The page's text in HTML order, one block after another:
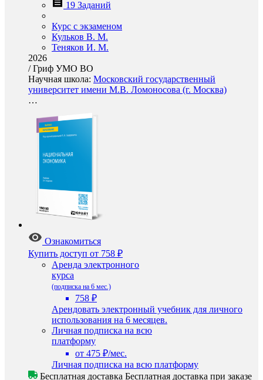
19 Заданий
Курс с экзаменом
Кульков В. М.
Теняков И. М.
2026
/Гриф УМО ВО
Научная школа: Московский государственный
университет имени М.В. Ломоносова (г. Москва)
…
Ознакомиться
Купить доступ от 758 ₽
Аренда электронного
курса
(подписка на 6 мес.)
758 ₽
Арендовать электронный учебник для личного
использования на 6 месяцев.
Личная подписка на всю
платформу
от 475 ₽/мес.
Личная подписка на всю платформу
Бесплатная доставка Бесплатная доставка при заказе